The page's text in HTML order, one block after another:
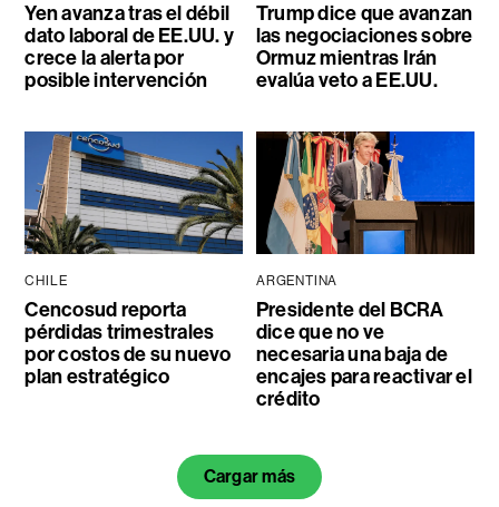
Yen avanza tras el débil
dato laboral de EE.UU. y
crece la alerta por
posible intervención
Trump dice que avanzan
las negociaciones sobre
Ormuz mientras Irán
evalúa veto a EE.UU.
CHILE
Cencosud reporta
pérdidas trimestrales
por costos de su nuevo
plan estratégico
ARGENTINA
Presidente del BCRA
dice que no ve
necesaria una baja de
encajes para reactivar el
crédito
Cargar más